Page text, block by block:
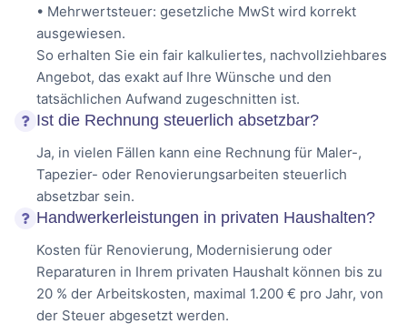
• Mehrwertsteuer: gesetzliche MwSt wird korrekt
ausgewiesen.
So erhalten Sie ein fair kalkuliertes, nachvollziehbares
Angebot, das exakt auf Ihre Wünsche und den
tatsächlichen Aufwand zugeschnitten ist.
Ist die Rechnung steuerlich absetzbar?
Ja, in vielen Fällen kann eine Rechnung für Maler-,
Tapezier- oder Renovierungsarbeiten steuerlich
absetzbar sein.
Handwerkerleistungen in privaten Haushalten?
Kosten für Renovierung, Modernisierung oder
Reparaturen in Ihrem privaten Haushalt können bis zu
20 % der Arbeitskosten, maximal 1.200 € pro Jahr, von
der Steuer abgesetzt werden.